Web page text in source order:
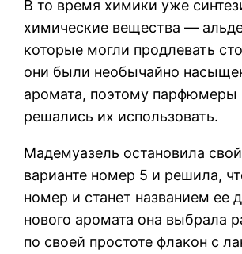
В то время химики уже
химические вещества —
которые могли продлевать
они были необычайно
аромата, поэтому парфюмеры
решались их использовать.
Мадемуазель остановила
варианте номер 5 и решила,
номер и станет названием ее
нового аромата она выбрала
по своей простоте флакон с